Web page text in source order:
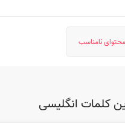
نامناسب
کلمات انگلیسی